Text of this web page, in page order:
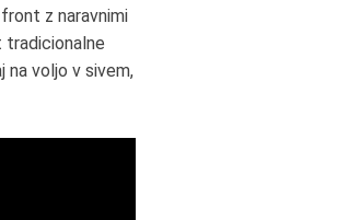
z naravnimi
tradicionalne
na voljo v sivem,